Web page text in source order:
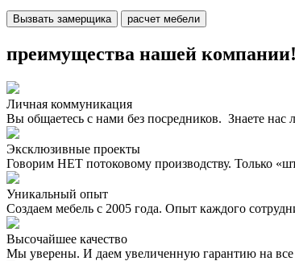
Вызвать замерщика расчет мебели
преимущества нашей компании!
Личная коммуникация
Вы общаетесь с нами без посредников. Знаете нас
Эксклюзивные проекты
Говорим НЕТ потоковому производству. Только
Уникальный опыт
Создаем мебель с 2005 года. Опыт каждого
Высочайшее качество
Мы уверены. И даем увеличенную гарантию на все